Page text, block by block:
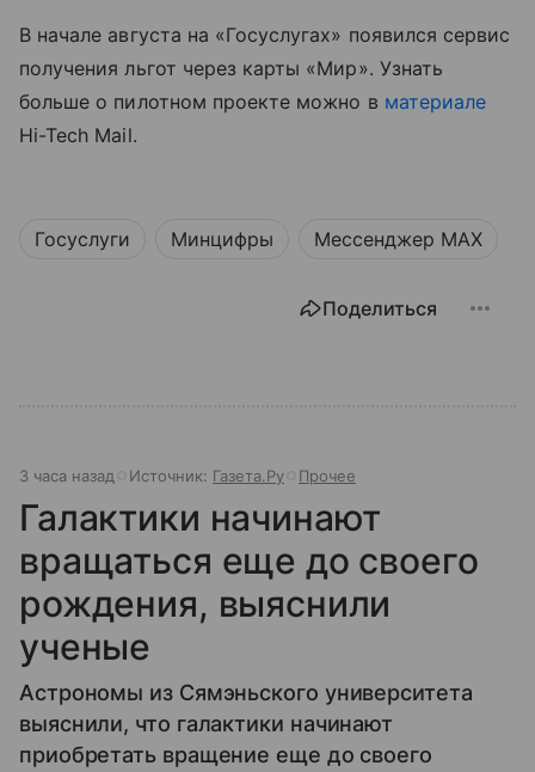
В начале августа на «Госуслугах» появился сервис
получения льгот через карты «Мир». Узнать
больше о пилотном проекте можно в материале
Hi-Tech Mail.
Госуслуги Минцифры Мессенджер MAX
Поделиться
3 часа назад Источник: Газета.Ру Прочее
Галактики начинают
вращаться еще до своего
рождения, выяснили
ученые
Астрономы из Сямэньского университета
выяснили, что галактики начинают
приобретать вращение еще до своего